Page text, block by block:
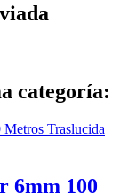
categoría:
6mm 100